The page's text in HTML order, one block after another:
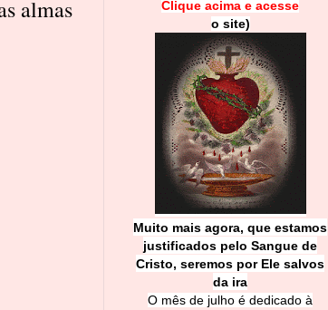
almas
Clique acima e acesse
o site)
Muito mais agora, que estamos
justificados pelo Sangue de
Cristo, seremos por Ele salvos
da ira
O mês de julho é dedicado à